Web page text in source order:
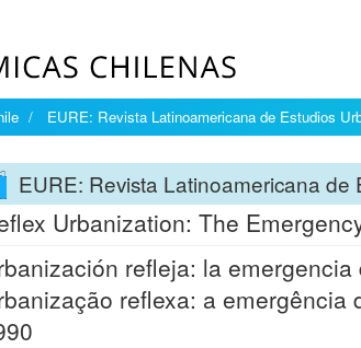
EURE: Revista Latinoamericana de Estudios
EURE: Revista Latinoamericana
Urbanization: The
refleja: la
reflexa: a